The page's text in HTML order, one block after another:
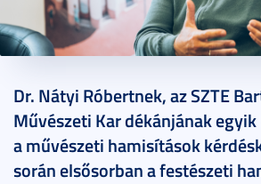
Dr. Nátyi Róbertnek, az SZTE
Művészeti Kar dékánjának
a művészeti hamisítások
során elsősorban a festészeti